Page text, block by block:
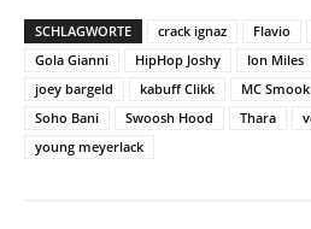
SCHLAGWORTE crack ignaz Flavio
Gola Gianni
HipHop Joshy Ion Miles
joey bargeld
kabuff Clikk MC Smook
Soho Bani
Swoosh Hood Thara
young meyerlack